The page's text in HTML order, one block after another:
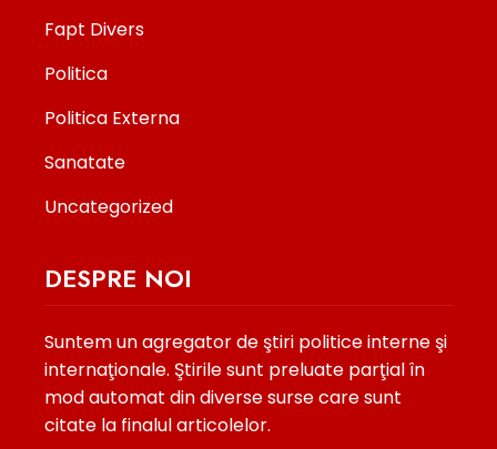
Fapt Divers
Politica
Politica Externa
Sanatate
Uncategorized
DESPRE NOI
Suntem un agregator de ştiri politice interne şi
internaţionale. Ştirile sunt preluate parţial în
mod automat din diverse surse care sunt
citate la finalul articolelor.